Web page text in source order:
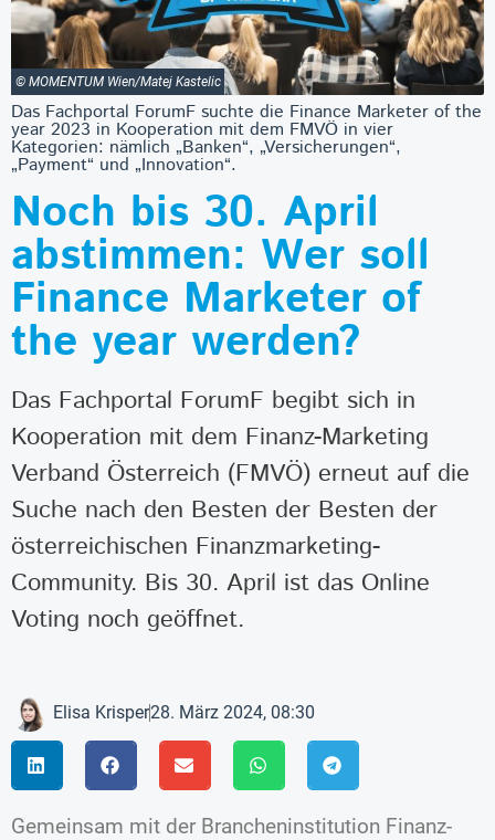
© MOMENTUM Wien/Matej Kastelic
Das Fachportal ForumF suchte die Finance Marketer of the
year 2023 in Kooperation mit dem FMVÖ in vier
Kategorien: nämlich „Banken“, „Versicherungen“,
„Payment“ und „Innovation“.
Noch bis 30. April
abstimmen: Wer soll
Finance Marketer of
the year werden?
Das Fachportal ForumF begibt sich in
Kooperation mit dem Finanz-Marketing
Verband Österreich (FMVÖ) erneut auf die
Suche nach den Besten der Besten der
österreichischen Finanzmarketing-
Community. Bis 30. April ist das Online
Voting noch geöffnet.
Elisa Krisper28. März 2024, 08:30
Gemeinsam mit der Brancheninstitution Finanz-